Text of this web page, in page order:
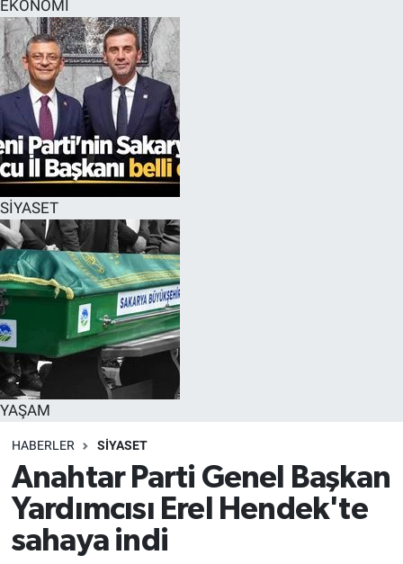
EKONOMİ
SİYASET
YAŞAM
HABERLER SİYASET
Anahtar Parti Genel Başkan
Yardımcısı Erel Hendek'te
sahaya indi